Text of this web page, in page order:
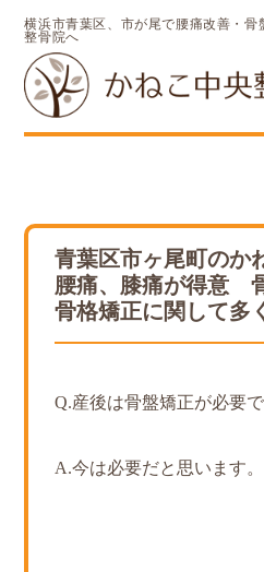
横浜市青葉区、市が尾で腰痛改善・骨
整骨院へ
青葉区市ヶ尾町のか
腰痛、膝痛が得意
骨格矯正に関して
Q.産後は骨盤矯正が必要
A.今は必要だと思います。